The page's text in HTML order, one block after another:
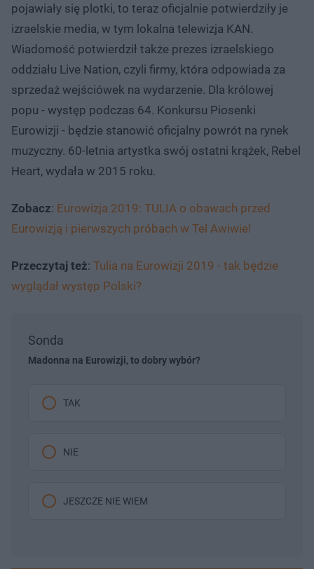
pojawiały się plotki, to teraz oficjalnie potwierdziły je
izraelskie media, w tym lokalna telewizja KAN.
Wiadomość potwierdził także prezes izraelskiego
oddziału Live Nation, czyli firmy, która odpowiada za
sprzedaż wejściówek na wydarzenie. Dla królowej
popu - występ podczas 64. Konkursu Piosenki
Eurowizji - będzie stanowić oficjalny powrót na rynek
muzyczny. 60-letnia artystka swój ostatni krążek, Rebel
Heart, wydała w 2015 roku.
Zobacz: Eurowizja 2019: TULIA o obawach przed
Eurowizją i pierwszych próbach w Tel Awiwie!
Przeczytaj też: Tulia na Eurowizji 2019 - tak będzie
wyglądał występ Polski?
Sonda
Madonna na Eurowizji, to dobry wybór?
TAK
NIE
JESZCZE NIE WIEM